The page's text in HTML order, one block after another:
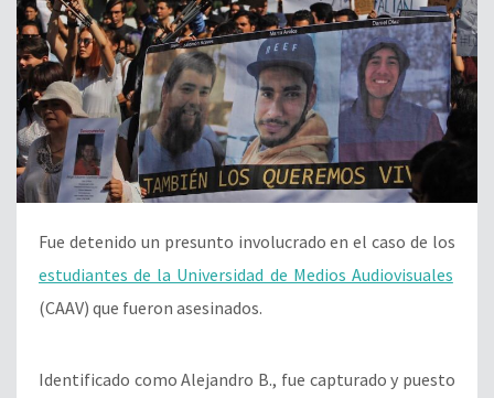
Fue detenido un presunto involucrado en el caso de los
estudiantes de la Universidad de Medios Audiovisuales
(CAAV) que fueron asesinados.
Identificado como Alejandro B., fue capturado y puesto